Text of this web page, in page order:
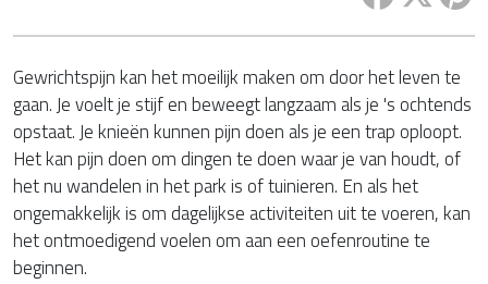
Gewrichtspijn kan het moeilijk maken om door het leven te
gaan. Je voelt je stijf en beweegt langzaam als je 's ochtends
opstaat. Je knieën kunnen pijn doen als je een trap oploopt.
Het kan pijn doen om dingen te doen waar je van houdt, of
het nu wandelen in het park is of tuinieren. En als het
ongemakkelijk is om dagelijkse activiteiten uit te voeren, kan
het ontmoedigend voelen om aan een oefenroutine te
beginnen.